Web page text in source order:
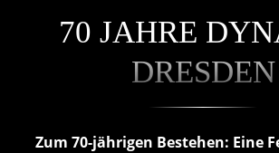
70 JAHRE
DRESDEN
Zum 70-jährigen Bestehen: Eine